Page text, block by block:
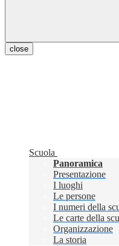
close
Scuola
Panoramica
Presentazione
I luoghi
Le persone
I numeri della
Le carte della
Organizzazione
La storia